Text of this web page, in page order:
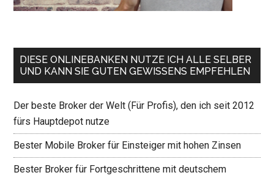
DIESE ONLINEBANKEN NUTZE ICH ALLE SELBER
UND KANN SIE GUTEN GEWISSENS EMPFEHLEN
Der beste Broker der Welt (Für Profis), den ich seit 2012
fürs Hauptdepot nutze
Bester Mobile Broker für Einsteiger mit hohen Zinsen
Bester Broker für Fortgeschrittene mit deutschem